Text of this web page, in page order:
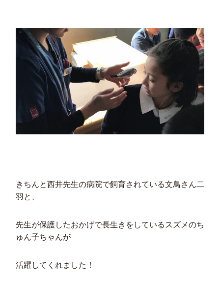
きちんと西井先生の病院で飼育されている文鳥さん二
羽と、
先生が保護したおかげで長生きをしているスズメのち
ゅん子ちゃんが
活躍してくれました！